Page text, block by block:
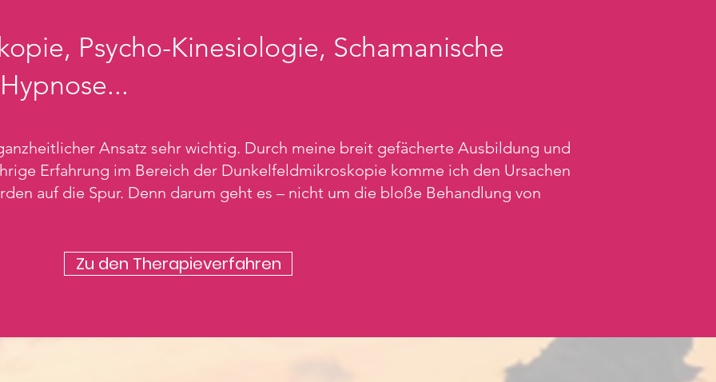
Psycho-Kinesiologie, Schamanische
Ansatz sehr wichtig. Durch meine breit gefächerte Ausbildung und
Erfahrung im Bereich der Dunkelfeldmikroskopie komme ich den Ursachen
auf die Spur. Denn darum geht es – nicht um die bloße Behandlung von
Zu den Therapieverfahren